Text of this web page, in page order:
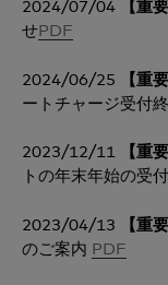
2024/07/04 【重要
せPDF
2024/06/25 【重要
ートチャージ受付
2023/12/11 【重要
トの年末年始の受
2023/04/13 【重要
のご案内 PDF